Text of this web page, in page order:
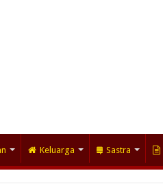
Keluarga Sastra